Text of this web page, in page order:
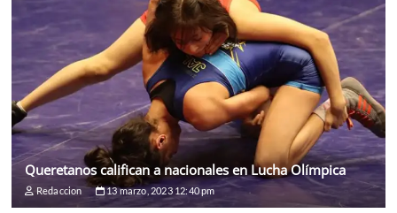
Queretanos califican a nacionales en Lucha Olímpica
Redaccion 13 marzo, 2023 12:40 pm